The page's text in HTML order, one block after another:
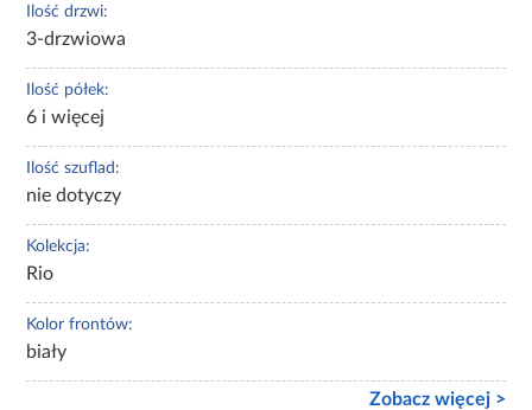
Ilość drzwi:
3-drzwiowa
Ilość półek:
6 i więcej
Ilość szuflad:
nie dotyczy
Kolekcja:
Rio
Kolor frontów:
biały
Zobacz więcej >